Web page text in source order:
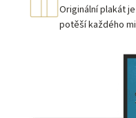
Originální plakát
potěší každého